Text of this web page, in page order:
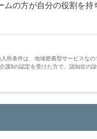
の方が自分の役割を持
所条件は、地域密着型サービスな
護5の認定を受けた方で、認知症の